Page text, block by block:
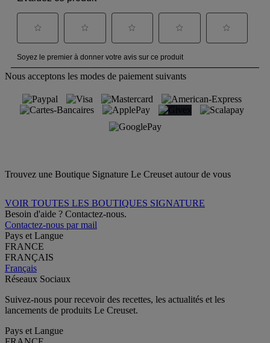
Nous acceptons les modes de paiement suivants
Trouvez une Boutique Signature Le Creuset autour de vous
VOIR TOUTES LES BOUTIQUES SIGNATURE
Besoin d'aide ? Contactez-nous.
Contactez-nous par mail
Pays et Langue
FRANCE
FRANÇAIS
Français
Réseaux Sociaux
Suivez-nous pour recevoir des recettes, les actualités et les
lancements de produits Le Creuset.
Pays et Langue